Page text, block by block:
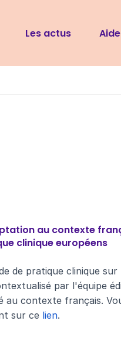
Les actus Aide
au contexte
clinique européens
de pratique clinique sur
par l'équipe
au contexte français.
sur ce lien.